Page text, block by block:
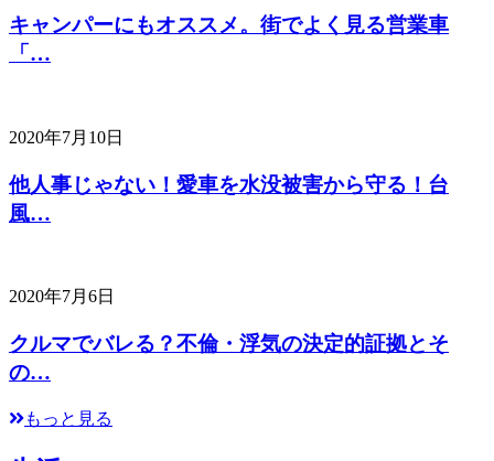
キャンパーにもオススメ。街でよく見る営業車
「…
2020年7月10日
他人事じゃない！愛車を水没被害から守る！台
風…
2020年7月6日
クルマでバレる？不倫・浮気の決定的証拠とそ
の…
もっと見る